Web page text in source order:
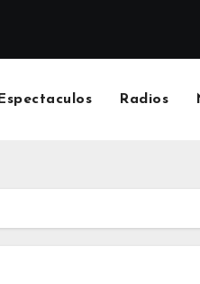
Espectaculos Radios